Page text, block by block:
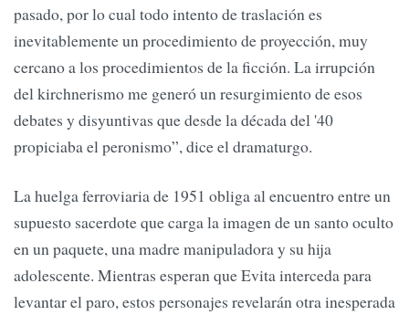
pasado, por lo cual todo intento de traslación es
inevitablemente un procedimiento de proyección, muy
cercano a los procedimientos de la ficción. La irrupción
del kirchnerismo me generó un resurgimiento de esos
debates y disyuntivas que desde la década del '40
propiciaba el peronismo”, dice el dramaturgo.
La huelga ferroviaria de 1951 obliga al encuentro entre un
supuesto sacerdote que carga la imagen de un santo oculto
en un paquete, una madre manipuladora y su hija
adolescente. Mientras esperan que Evita interceda para
levantar el paro, estos personajes revelarán otra inesperada